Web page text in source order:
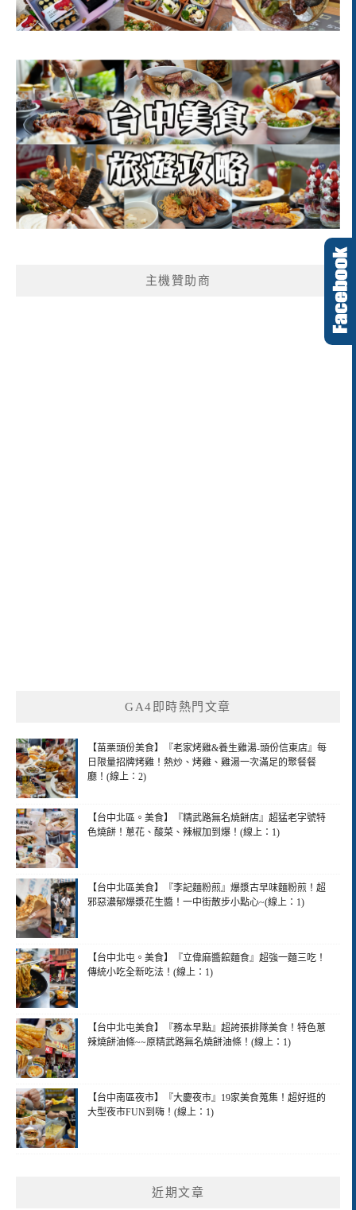
主機贊助商
GA4即時熱門文章
【苗栗頭份美食】『老家烤雞&養生雞湯-頭份信東店』每
日限量招牌烤雞！熱炒、烤雞、雞湯一次滿足的聚餐餐
廳！(線上：2)
【台中北區。美食】『精武路無名燒餅店』超猛老字號特
色燒餅！蔥花、酸菜、辣椒加到爆！(線上：1)
【台中北區美食】『李記麵粉煎』爆漿古早味麵粉煎！超
邪惡濃郁爆漿花生醬！一中街散步小點心~(線上：1)
【台中北屯。美食】『立偉麻醬館麵食』超強一麵三吃！
傳統小吃全新吃法！(線上：1)
【台中北屯美食】『務本早點』超誇張排隊美食！特色蔥
辣燒餅油條~~原精武路無名燒餅油條！(線上：1)
【台中南區夜市】『大慶夜市』19家美食蒐集！超好逛的
大型夜市FUN到嗨！(線上：1)
近期文章